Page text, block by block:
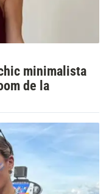
minimalista
de la